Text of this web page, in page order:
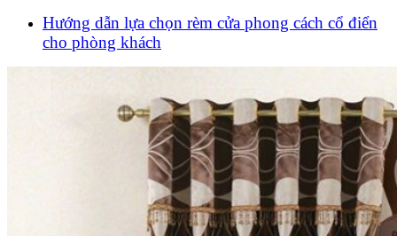
Hướng dẫn lựa chọn rèm cửa phong cách cổ điển
cho phòng khách